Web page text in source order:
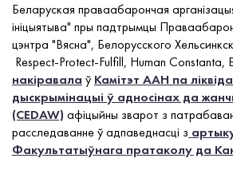
Беларуская праваабарончая
ініцыятыва" пры падтрымцы
цэнтра "Вясна", Белорусского
Respect-Protect-Fulfill, Human
накіравала ў Камітэт ААН па
дыскрымінацыі ў адносінах да
(CEDAW) афіцыйны зварот з
расследаванне ў адпаведнасці з
Факультатыўнага пратаколу да